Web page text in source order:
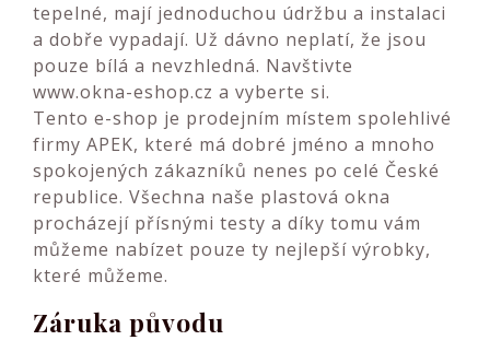
tepelné, mají jednoduchou údržbu a instalaci
a dobře vypadají. Už dávno neplatí, že jsou
pouze bílá a nevzhledná. Navštivte
www.okna-eshop.cz a vyberte si.
Tento e-shop je prodejním místem spolehlivé
firmy APEK, které má dobré jméno a mnoho
spokojených zákazníků nenes po celé České
republice. Všechna naše plastová okna
procházejí přísnými testy a díky tomu vám
můžeme nabízet pouze ty nejlepší výrobky,
které můžeme.
Záruka původu